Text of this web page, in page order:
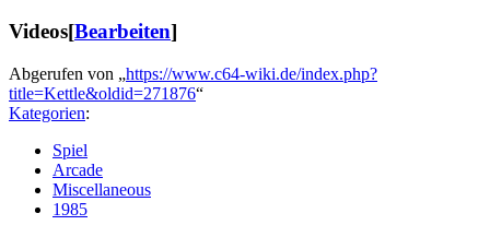
Videos[Bearbeiten]
Abgerufen von „https://www.c64-wiki.de/index.php?
title=Kettle&oldid=271876“
Kategorien:
Spiel
Arcade
Miscellaneous
1985